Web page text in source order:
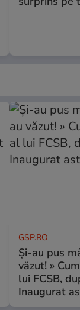
GSP.RO
Și-au pus
văzut! »
lui FCSB,
Inaugurat